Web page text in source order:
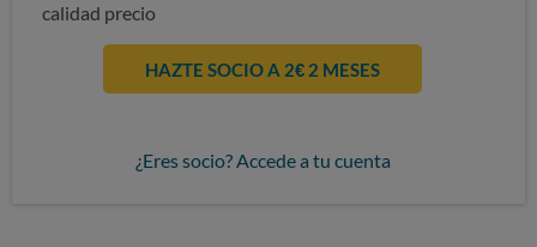
calidad precio
HAZTE SOCIO A 2€ 2 MESES
¿Eres socio? Accede a tu cuenta